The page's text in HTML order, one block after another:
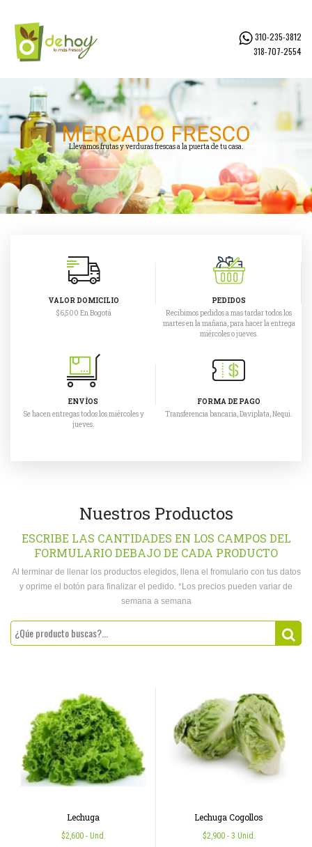
310-235-3812
318-707-2554
MERCADO FRESCO
Llevamos frutas y verduras frescas a la puerta de tu casa.
VALOR DOMICILIO
$6,500 En Bogotá
PEDIDOS
Recibimos pedidos a mas tardar todos los
martes en la mañana, para hacer la entrega
miércoles o jueves.
ENVÍOS
Se hacen entregas todos los miércoles y
jueves.
FORMA DE PAGO
Transferencia bancaria, Daviplata, Nequi.
Nuestros Productos
ESCRIBE LAS CANTIDADES EN LOS CAMPOS DEL
FORMULARIO DEBAJO DE CADA PRODUCTO
Al terminar de llenar los productos elegidos, llena el fromulario con tus datos
y oprime el botón para finalizar el pedido. *Los precios pueden variar de
semana a semana
Lechuga
$2,600 - Und.
Lechuga Cogollos
$2,900 - 3 Unid.